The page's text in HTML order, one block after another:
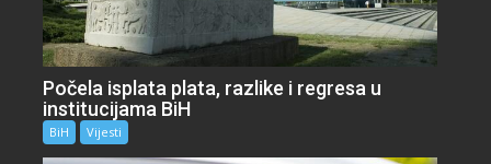
Počela isplata plata, razlike i regresa u
institucijama BiH
BiH Vijesti